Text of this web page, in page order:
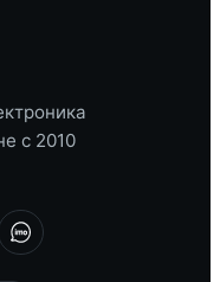
с 2010